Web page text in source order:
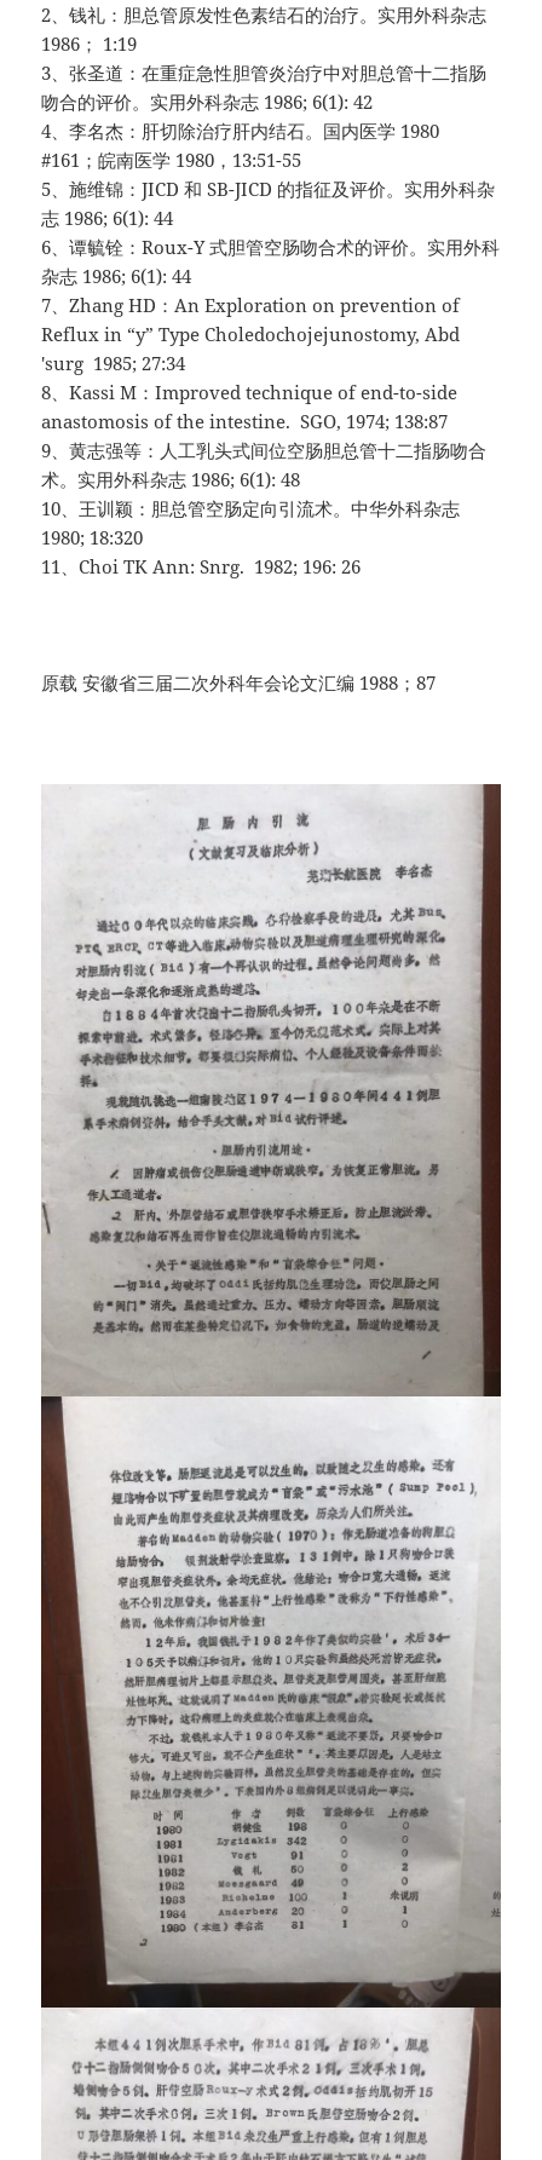
2、钱礼：胆总管原发性色素结石的治疗。实用外科杂志
1986； 1:19
3、张圣道：在重症急性胆管炎治疗中对胆总管十二指肠
吻合的评价。实用外科杂志 1986; 6(1): 42
4、李名杰：肝切除治疗肝内结石。国内医学 1980
#161；皖南医学 1980，13:51-55
5、施维锦：JICD 和 SB-JICD 的指征及评价。实用外科杂
志 1986; 6(1): 44
6、谭毓铨：Roux-Y 式胆管空肠吻合术的评价。实用外科
杂志 1986; 6(1): 44
7、Zhang HD：An Exploration on prevention of
Reflux in “y” Type Choledochojejunostomy, Abd
'surg 1985; 27:34
8、Kassi M：Improved technique of end-to-side
anastomosis of the intestine. SGO, 1974; 138:87
9、黄志强等：人工乳头式间位空肠胆总管十二指肠吻合
术。实用外科杂志 1986; 6(1): 48
10、王训颖：胆总管空肠定向引流术。中华外科杂志
1980; 18:320
11、Choi TK Ann: Snrg. 1982; 196: 26
原载 安徽省三届二次外科年会论文汇编 1988；87